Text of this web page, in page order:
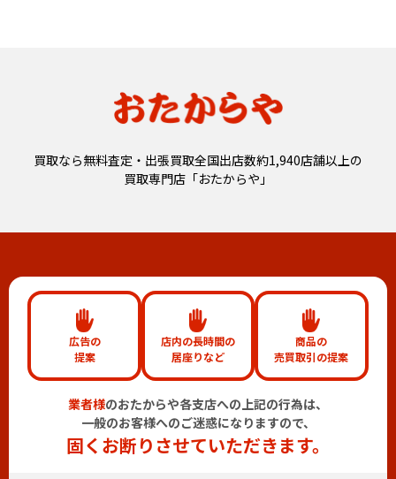
買取なら無料査定・出張買取全国出店数約1,940店舗以上の
買取専門店「おたからや」
広告の
提案
店内の長時間の
居座りなど
商品の
売買取引の提案
業者様のおたからや各支店への上記の行為は、
一般のお客様へのご迷惑になりますので、
固くお断りさせていただきます。